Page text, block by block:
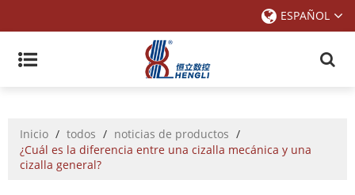
ESPAÑOL
Inicio / todos / noticias de productos /
¿Cuál es la diferencia entre una cizalla mecánica y una
cizalla general?